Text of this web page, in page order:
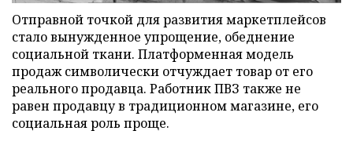
Отправной точкой для развития маркетплейсов
стало вынужденное упрощение, обеднение
социальной ткани. Платформенная модель
продаж символически отчуждает товар от его
реального продавца. Работник ПВЗ также не
равен продавцу в традиционном магазине, его
социальная роль проще.